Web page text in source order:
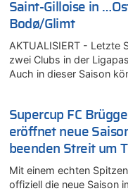
Saint-Gilloise in
Bodø/Glimt
AKTUALISIERT - Letzte
zwei Clubs in der
Auch in dieser Saison
Supercup FC
eröffnet neue
beenden Streit um
Mit einem echten
offiziell die neue Saison